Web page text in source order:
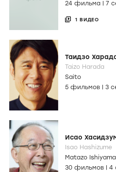
24 фильма | 7
1 ВИДЕО
Таидзо
Taizo Harada
Saito
5 фильмов
3
Исао
Isao Hashizume
Matazo Ishiyama
30 фильмов
4